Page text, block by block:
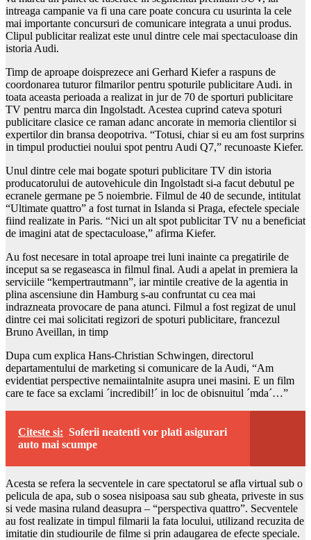
intreaga campanie va fi una care poate concura cu usurinta la cele
mai importante concursuri de comunicare integrata a unui produs.
Clipul publicitar realizat este unul dintre cele mai spectaculoase din
istoria Audi.
Timp de aproape doisprezece ani Gerhard Kiefer a raspuns de
coordonarea tuturor filmarilor pentru spoturile publicitare Audi. in
toata aceasta perioada a realizat in jur de 70 de sporturi publicitare
TV pentru marca din Ingolstadt. Acestea cuprind cateva spoturi
publicitare clasice ce raman adanc ancorate in memoria clientilor si
expertilor din bransa deopotriva. “Totusi, chiar si eu am fost surprins
in timpul productiei noului spot pentru Audi Q7,” recunoaste Kiefer.
Unul dintre cele mai bogate spoturi publicitare TV din istoria
producatorului de autovehicule din Ingolstadt si-a facut debutul pe
ecranele germane pe 5 noiembrie. Filmul de 40 de secunde, intitulat
“Ultimate quattro” a fost turnat in Islanda si Praga, efectele speciale
fiind realizate in Paris. “Nici un alt spot publicitar TV nu a beneficiat
de imagini atat de spectaculoase,” afirma Kiefer.
Au fost necesare in total aproape trei luni inainte ca pregatirile de
inceput sa se regaseasca in filmul final. Audi a apelat in premiera la
serviciile “kempertrautmann”, iar mintile creative de la agentia in
plina ascensiune din Hamburg s-au confruntat cu cea mai
indrazneata provocare de pana atunci. Filmul a fost regizat de unul
dintre cei mai solicitati regizori de spoturi publicitare, francezul
Bruno Aveillan, in timp
Dupa cum explica Hans-Christian Schwingen, directorul
departamentului de marketing si comunicare de la Audi, “Am
evidentiat perspective nemaiintalnite asupra unei masini. E un film
care te face sa exclami ´incredibil!´ in loc de obisnuitul ´mda´…”
Citeste si: Soferii neatenti vor plati asigurari
auto mai scumpe
Acesta se refera la secventele in care spectatorul se afla virtual sub o
pelicula de apa, sub o sosea nisipoasa sau sub gheata, priveste in sus
si vede masina ruland deasupra – “perspectiva quattro”. Secventele
au fost realizate in timpul filmarii la fata locului, utilizand recuzita de
imitatie din studiourile de filme si prin adaugarea de efecte speciale.